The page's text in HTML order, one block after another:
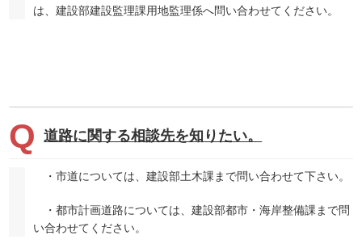
は、建設部建設監理課用地監理係へ問い合わせてください。
道路に関する相談先を知りたい。
・市道については、建設部土木課まで問い合わせて下さい。
・都市計画道路については、建設部都市・海岸整備課まで問
い合わせてください。